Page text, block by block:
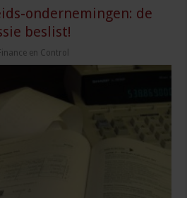
ondernemingen: de
beslist!
en Control